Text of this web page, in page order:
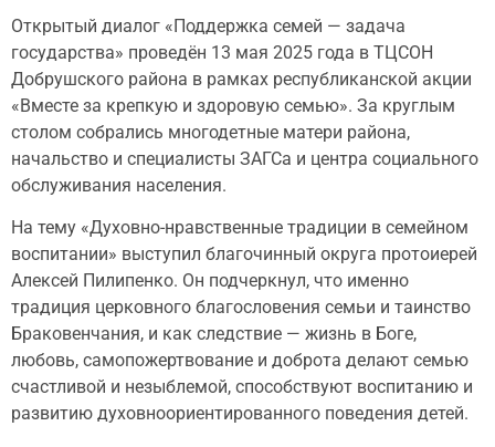
Открытый диалог «Поддержка семей — задача
государства» проведён 13 мая 2025 года в ТЦСОН
Добрушского района в рамках республиканской акции
«Вместе за крепкую и здоровую семью». За круглым
столом собрались многодетные матери района,
начальство и специалисты ЗАГСа и центра социального
обслуживания населения.
На тему «Духовно-нравственные традиции в семейном
воспитании» выступил благочинный округа протоиерей
Алексей Пилипенко. Он подчеркнул, что именно
традиция церковного благословения семьи и таинство
Браковенчания, и как следствие — жизнь в Боге,
любовь, самопожертвование и доброта делают семью
счастливой и незыблемой, способствуют воспитанию и
развитию духовноориентированного поведения детей.